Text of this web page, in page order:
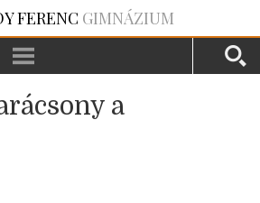
FERENC GIMNÁZIUM
a